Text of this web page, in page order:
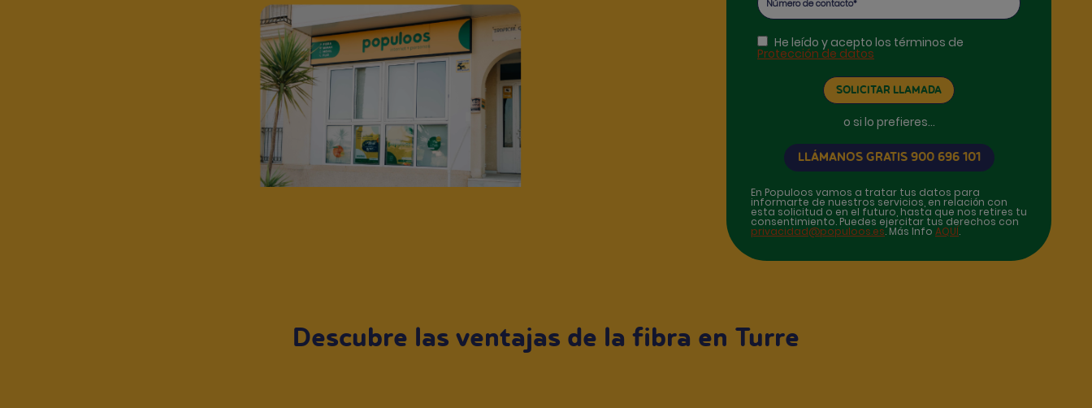
He leído y acepto los términos de
Protección de datos
o si lo prefieres...
LLÁMANOS GRATIS 900 696 101
En Populoos vamos a tratar tus datos para
informarte de nuestros servicios, en relación con
esta solicitud o en el futuro, hasta que nos retires tu
consentimiento. Puedes ejercitar tus derechos con
privacidad@populoos.es. Más Info AQUÍ.
Descubre las ventajas de la fibra en Turre